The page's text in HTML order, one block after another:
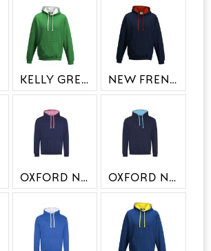
OXFORD NAVY/CANDYFLOSS PINK OXFORD NAVY/HAWAIIAN BLUE